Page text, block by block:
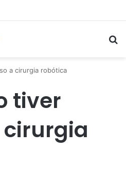
que acabe
a cirurgia robótica
tiver
cirurgia